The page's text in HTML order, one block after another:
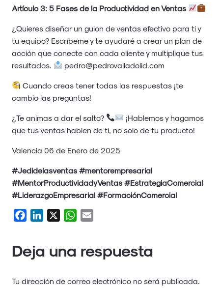
Artículo 3: 5 Fases de la Productividad en Ventas
¿Quieres diseñar un guion de ventas efectivo para ti y
tu equipo? Escríbeme y te ayudaré a crear un plan de
acción que conecte con cada cliente y multiplique tus
resultados.
pedro@pedrovalladolid.com
Cuando creas tener todas las respuestas ¡te
cambio las preguntas!
¿Te animas a dar el salto?
¡Hablemos y hagamos
que tus ventas hablen de ti, no solo de tu producto!
Valencia 06 de Enero de 2025
#Jedidelasventas #mentorempresarial
#MentorProductividadyVentas #EstrategiaComercial
#LiderazgoEmpresarial #FormaciónComercial
FacebookLinkedIn WhatsApp
Deja una respuesta
Tu dirección de correo electrónico no será publicada.